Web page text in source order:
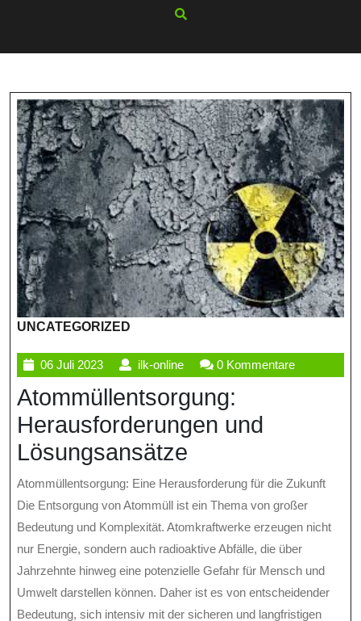
UNCATEGORIZED
06 Juli 202306
Juli
2023
ilk-onlineilk-
online
0 Kommentare
Atommüllentsorgung:
Herausforderungen und
Lösungsansätze
Atommüllentsorgung: Eine Herausforderung für die Zukunft
Die Entsorgung von Atommüll ist ein Thema von großer
Bedeutung und Komplexität. Atomkraftwerke erzeugen nicht
nur Energie, sondern auch radioaktive Abfälle, die über
Jahrzehnte hinweg eine potenzielle Gefahr für Mensch und
Umwelt darstellen können. Daher ist es von entscheidender
Bedeutung, sich intensiv mit der sicheren und langfristigen